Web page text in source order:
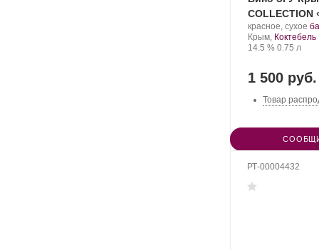
COLLECTION
Производитель:
Завод
марочных
красное, сухое .
Регион:
Крым, Коктебель
Крепость
14.5 %. Объем
0.75 л
1 500 руб.
Товар
РТ-00004432